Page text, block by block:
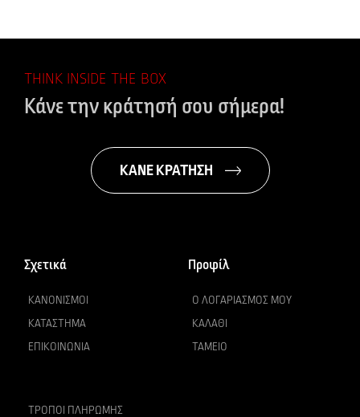
THINK INSIDE THE BOX
Κάνε την κράτησή σου σήμερα!
ΚΑΝΕ ΚΡΑΤΗΣΗ
Σχετικά
ΚΑΝΟΝΙΣΜΟΊ
ΚΑΤΆΣΤΗΜΑ
ΕΠΙΚΟΙΝΩΝΊΑ
Προφίλ
Ο ΛΟΓΑΡΙΑΣΜΌΣ ΜΟΥ
ΚΑΛΆΘΙ
ΤΑΜΕΊΟ
ΤΡΌΠΟΙ ΠΛΗΡΩΜΉΣ